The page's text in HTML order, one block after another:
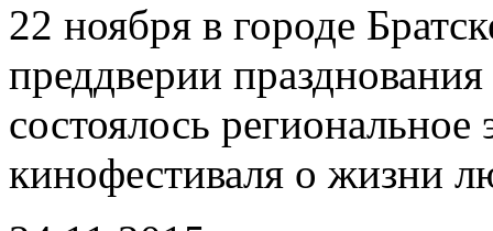
22 ноября в городе
преддверии
состоялось
кинофестиваля о жизни